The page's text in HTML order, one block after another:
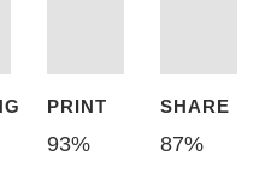
PRINT
93%
SHARE
87%